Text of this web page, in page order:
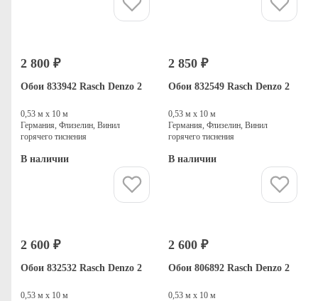
2 800 ₽
Обои 833942 Rasch Denzo 2
0,53 м х 10 м
Германия, Флизелин, Винил
горячего тиснения
В наличии
2 850 ₽
Обои 832549 Rasch Denzo 2
0,53 м х 10 м
Германия, Флизелин, Винил
горячего тиснения
В наличии
2 600 ₽
Обои 832532 Rasch Denzo 2
0,53 м х 10 м
2 600 ₽
Обои 806892 Rasch Denzo 2
0,53 м х 10 м